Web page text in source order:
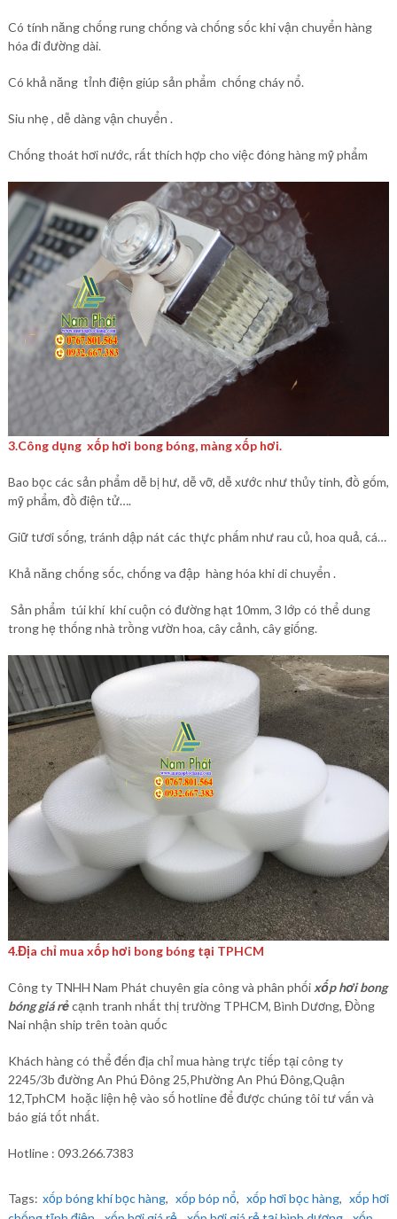
Có tính năng chống rung chống và chống sốc khi vận chuyển hàng
hóa đi đường dài.
Có khả năng tỉnh điện giúp sản phẩm chống cháy nổ.
Siu nhẹ , dễ dàng vận chuyển .
Chống thoát hơi nước, rất thích hợp cho việc đóng hàng mỹ phẩm
3.Công dụng xốp hơi bong bóng, màng xốp hơi.
Bao bọc các sản phẩm dễ bị hư, dễ vỡ, dễ xước như thủy tinh, đồ gốm,
mỹ phẩm, đồ điện tử….
Giữ tươi sống, tránh dập nát các thực phấm như rau củ, hoa quả, cá…
Khả năng chống sốc, chống va đập hàng hóa khi di chuyển .
Sản phẩm túi khí khí cuộn có đường hạt 10mm, 3 lớp có thể dung
trong hẹ thống nhà trồng vườn hoa, cây cảnh, cây giống.
4.Địa chỉ mua xốp hơi bong bóng tại TPHCM
Công ty TNHH Nam Phát chuyên gia công và phân phốixốp hơi bong
bóng giá rẻcạnh tranh nhất thị trường TPHCM, Bình Dương, Đồng
Nai nhận ship trên toàn quốc
Khách hàng có thể đến địa chỉ mua hàng trực tiếp tại công ty
2245/3b đường An Phú Đông 25,Phường An Phú Đông,Quận
12,TphCM hoặc liện hệ vào số hotline để được chúng tôi tư vấn và
báo giá tốt nhất.
Hotline : 093.266.7383
Tags: xốp bóng khí bọc hàng, xốp bóp nổ, xốp hơi bọc hàng, xốp hơi